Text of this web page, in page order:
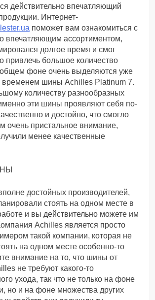
действительно впечатляющий
Интернет-
поможет вам ознакомиться с
впечатляющим ассортиментом,
долгое время и смог
привлечь большое количество
фоне очень выделяются уже
временем шины Achilles Platinum 7.
количеству разнообразных
эти шины проявляют себя по-
и достойно, что смогло
очень пристальное внимание,
менее качественные
достойных производителей,
стоять на одном месте в
и вы действительно можете им
Achilles является просто
такой компании, которая не
на одном месте особенно-то
внимание на то, что шины от
не требуют какого-то
ухода, так что не только на фоне
но и на фоне множества других